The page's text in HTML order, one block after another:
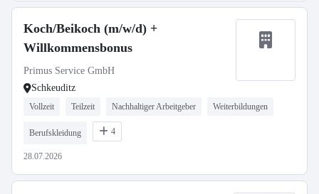
Koch/Beikoch (m/w/d) +
Willkommensbonus
Primus Service GmbH
Schkeuditz
Vollzeit Teilzeit Nachhaltiger Arbeitgeber Weiterbildungen
Berufskleidung 4
28.07.2026